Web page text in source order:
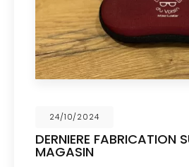
24/10/2024
DERNIERE FABRICATION
MAGASIN